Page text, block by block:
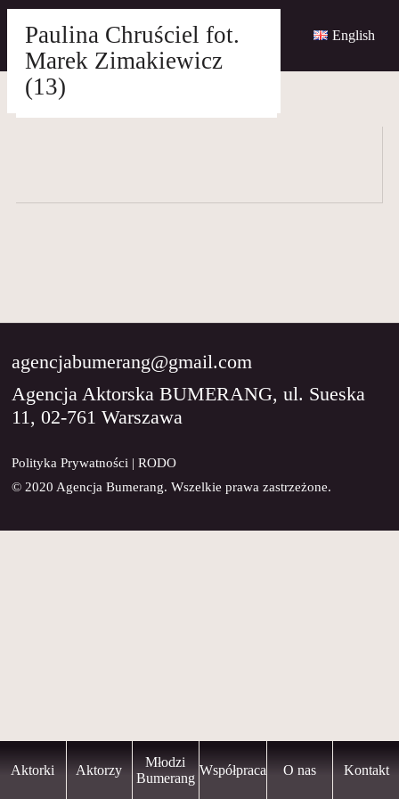
WSPÓŁPRACA
O
NAS
Aktorki Aktorzy
Młodzi
Bumerang
Współpraca O nas Kontakt
English
content
agencjabumerang@gmail.com
Paulina Chruściel fot.
Marek Zimakiewicz
(13)
agencjabumerang@gmail.com
Agencja Aktorska BUMERANG, ul. Sueska
11, 02-761 Warszawa
Polityka Prywatności |RODO
© 2020 Agencja Bumerang. Wszelkie prawa zastrzeżone.